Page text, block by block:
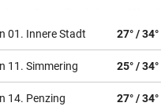
FC Barcelona
LANG GETESTET vor
Steirer tüfteln an der
01. Innere Stadt 27° / 34°
11. Simmering 25° / 34°
14. Penzing 27° / 34°